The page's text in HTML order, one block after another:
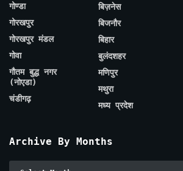
गोण्डा
गोरखपुर
गोरखपुर मंडल
गोवा
गौतम बुद्ध नगर
(नोएडा)
चंडीगढ़
बिज़नेस
बिजनौर
बिहार
बुलंदशहर
मणिपुर
मथुरा
मध्य प्रदेश
Archive By Months